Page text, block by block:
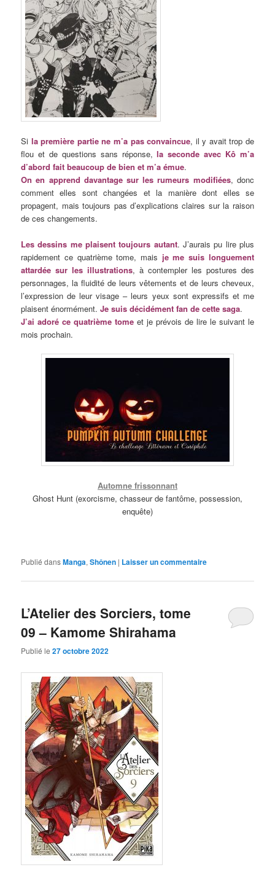
Si la première partie ne m’a pas convaincue, il y avait trop de
flou et de questions sans réponse,la seconde avec Kô m’a
d’abord fait beaucoup de bien et m’a émue.
On en apprend davantage sur les rumeurs modifiées, donc
comment elles sont changées et la manière dont elles se
propagent, mais toujours pas d’explications claires sur la raison
de ces changements.
Les dessins me plaisent toujours autant. J’aurais pu lire plus
rapidement ce quatrième tome, mais je me suis longuement
attardée sur les illustrations, à contempler les postures des
personnages, la fluidité de leurs vêtements et de leurs cheveux,
l’expression de leur visage – leurs yeux sont expressifs et me
plaisent énormément.Je suis décidément fan de cette saga.
J’ai adoré ce quatrième tome et je prévois de lire le suivant le
mois prochain.
Automne frissonnant
Ghost Hunt (exorcisme, chasseur de fantôme, possession,
enquête)
Publié dansManga,Shônen | Laisser un commentaire
L’Atelier des Sorciers, tome
09 – Kamome Shirahama
Publié le27 octobre 2022